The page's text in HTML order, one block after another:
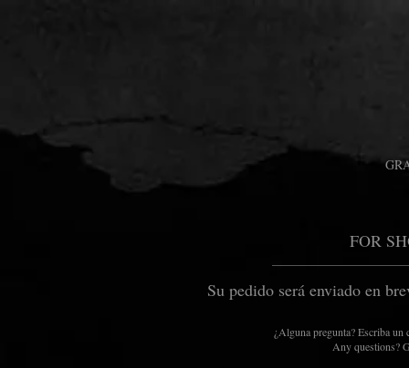
FOR
Su pedido será enviado en
¿Alguna pregunta? Escriba un
Any questions?